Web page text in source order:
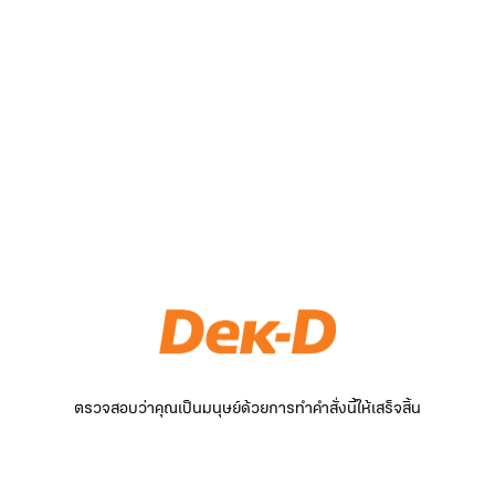
ตรวจสอบว่าคุณเป็นมนุษย์ด้วยการทำคำสั่งนี้ให้เสร็จสิ้น